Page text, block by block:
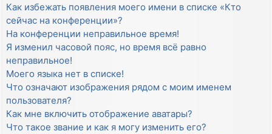
Как избежать появления моего имени в списке «Кто
сейчас на конференции»?
На конференции неправильное время!
Я изменил часовой пояс, но время всё равно
неправильное!
Моего языка нет в списке!
Что означают изображения рядом с моим именем
пользователя?
Как мне включить отображение аватары?
Что такое звание и как я могу изменить его?